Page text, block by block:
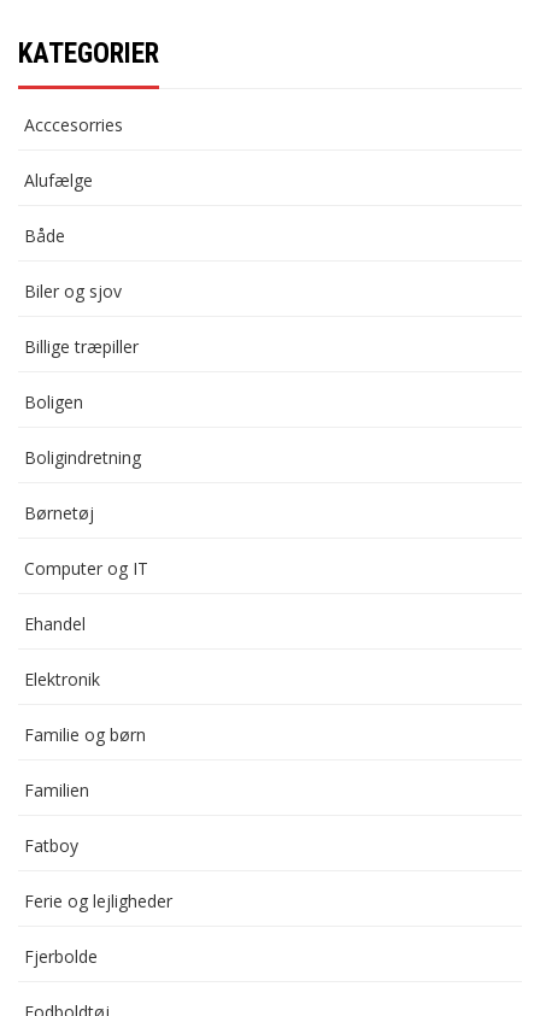
KATEGORIER
Acccesorries
Alufælge
Både
Biler og sjov
Billige træpiller
Boligen
Boligindretning
Børnetøj
Computer og IT
Ehandel
Elektronik
Familie og børn
Familien
Fatboy
Ferie og lejligheder
Fjerbolde
Fodboldtøj